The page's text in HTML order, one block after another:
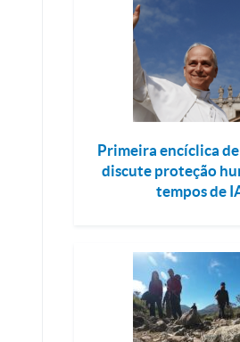
Primeira encíclica
discute proteção
tempos de